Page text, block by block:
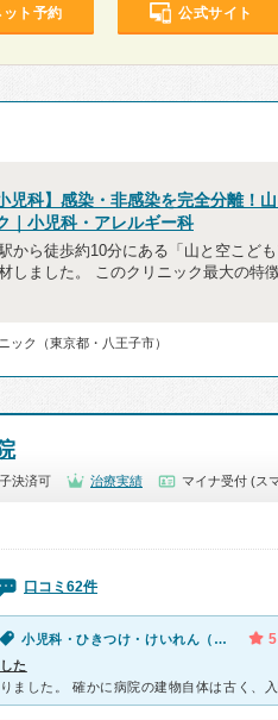
ット予約 公式サイト
児科】感染・非感染を完全分離！
｜小児科・アレルギー科
から徒歩約10分にある「山と空こど
しました。 このクリニック最大の特
ック（東京都・八王子市）
決済可 治療実績 マイナ受付 (ス
口コミ62件
小児科・ひきつけ・けいれん（子供）
た